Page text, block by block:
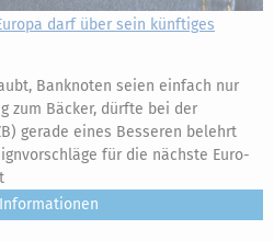
darf über sein künftiges
Banknoten seien einfach nur
zum Bäcker, dürfte bei der
gerade eines Besseren belehrt
für die nächste Euro-